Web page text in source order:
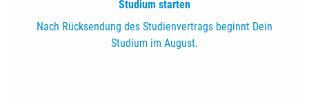
Studium starten
Nach Rücksendung des Studienvertrags beginnt Dein
Studium im August.